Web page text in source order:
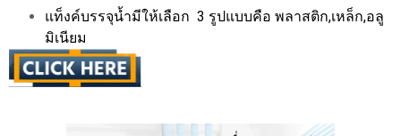
แท็งค์บรรจุน้ำมีให้เลือก 3 รูปแบบคือ พลาสติก,เหล็ก,อลู
มิเนียม